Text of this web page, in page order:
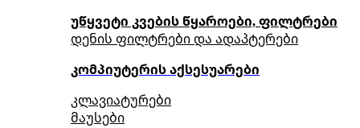
უწყვეტი კვების წყაროები, ფილტრები
დენის ფილტრები და ადაპტერები
კომპიუტერის აქსესუარები
კლავიატურები
მაუსები